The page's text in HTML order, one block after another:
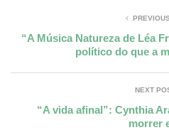
“A Música Natureza de Léa
político do que a
NEXT
“A vida afinal”: Cynthia
morrer